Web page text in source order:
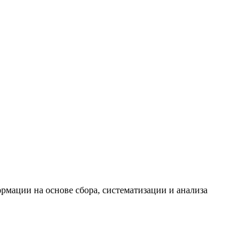
на основе сбора, систематизации и анализа